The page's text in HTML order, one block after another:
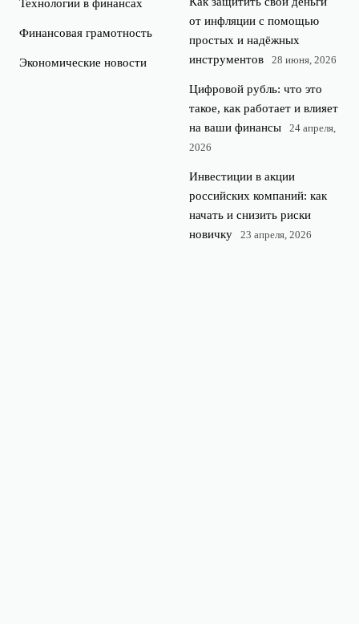
Технологии в финансах
Финансовая грамотность
Экономические новости
от инфляции с помощью
простых и надёжных
инструментов
28 июня, 2026
Цифровой рубль: что это
такое, как работает и влияет
на ваши финансы
24 апреля,
2026
Инвестиции в акции
российских компаний: как
начать и снизить риски
новичку
23 апреля, 2026